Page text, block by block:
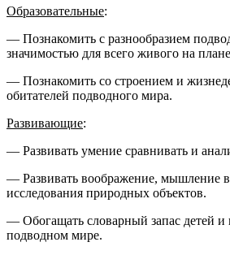
Образовательные:
— Познакомить с разнообразием
значимостью для всего живого на
— Познакомить со строением и
обитателей подводного мира.
Развивающие:
— Развивать умение сравнивать и
— Развивать воображение, мышление
исследования природных объектов.
— Обогащать словарный запас детей и
подводном мире.